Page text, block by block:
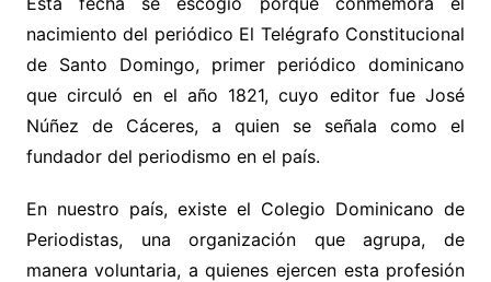
nacimiento del periódico El Telégrafo Constitucional
de Santo Domingo, primer periódico dominicano
que circuló en el año 1821, cuyo editor fue José
Núñez de Cáceres, a quien se señala como el
fundador del periodismo en el país.
En nuestro país, existe el Colegio Dominicano de
Periodistas, una organización que agrupa, de
manera voluntaria, a quienes ejercen esta profesión